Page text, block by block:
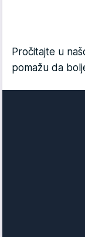
Pročitajte u
pomažu da